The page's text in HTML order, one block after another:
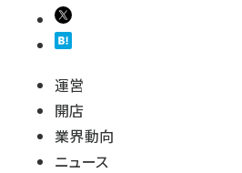
運営
開店
業界動向
ニュース